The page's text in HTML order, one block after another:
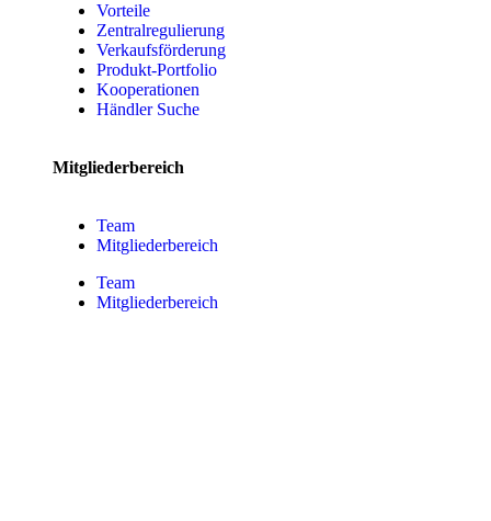
Vorteile
Zentralregulierung
Verkaufsförderung
Produkt-Portfolio
Kooperationen
Händler Suche
Mitgliederbereich
Team
Mitgliederbereich
Team
Mitgliederbereich